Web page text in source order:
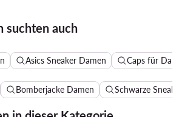
suchten auch
Asics Sneaker Damen Caps für
Bomberjacke Damen Schwarze